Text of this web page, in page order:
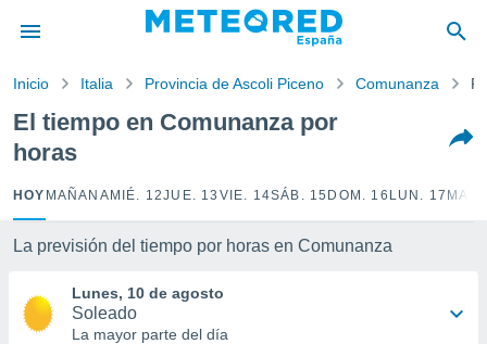
por
para
la
calidad.
a este
las
y
forma
Inicio Italia Provincia de Ascoli Piceno Comunanza
El tiempo en Comunanza por
horas
HOY MAÑANA MIÉ. 12JUE. 13 VIE. 14SÁB. 15 DOM. 16 LUN. 17
La previsión del tiempo por horas en Comunanza
Lunes, 10 de agosto
Soleado
La mayor parte del día